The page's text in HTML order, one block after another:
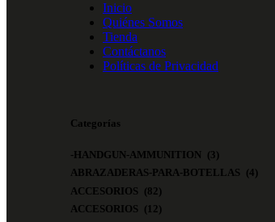
Inicio
Quiénes Somos
Tienda
Contáctanos
Políticas de Privacidad
Categorías
-HANDGUN-AMMUNITION (3)
ABRAZADERAS-PARA-BOTELLAS (4)
ACCESORIOS (82)
ACCESORIOS (12)